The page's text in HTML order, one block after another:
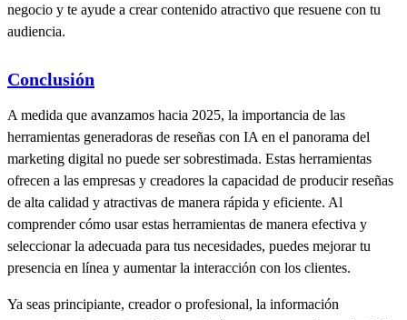
negocio y te ayude a crear contenido atractivo que resuene con tu
audiencia.
Conclusión
A medida que avanzamos hacia 2025, la importancia de las
herramientas generadoras de reseñas con IA en el panorama del
marketing digital no puede ser sobrestimada. Estas herramientas
ofrecen a las empresas y creadores la capacidad de producir reseñas
de alta calidad y atractivas de manera rápida y eficiente. Al
comprender cómo usar estas herramientas de manera efectiva y
seleccionar la adecuada para tus necesidades, puedes mejorar tu
presencia en línea y aumentar la interacción con los clientes.
Ya seas principiante, creador o profesional, la información